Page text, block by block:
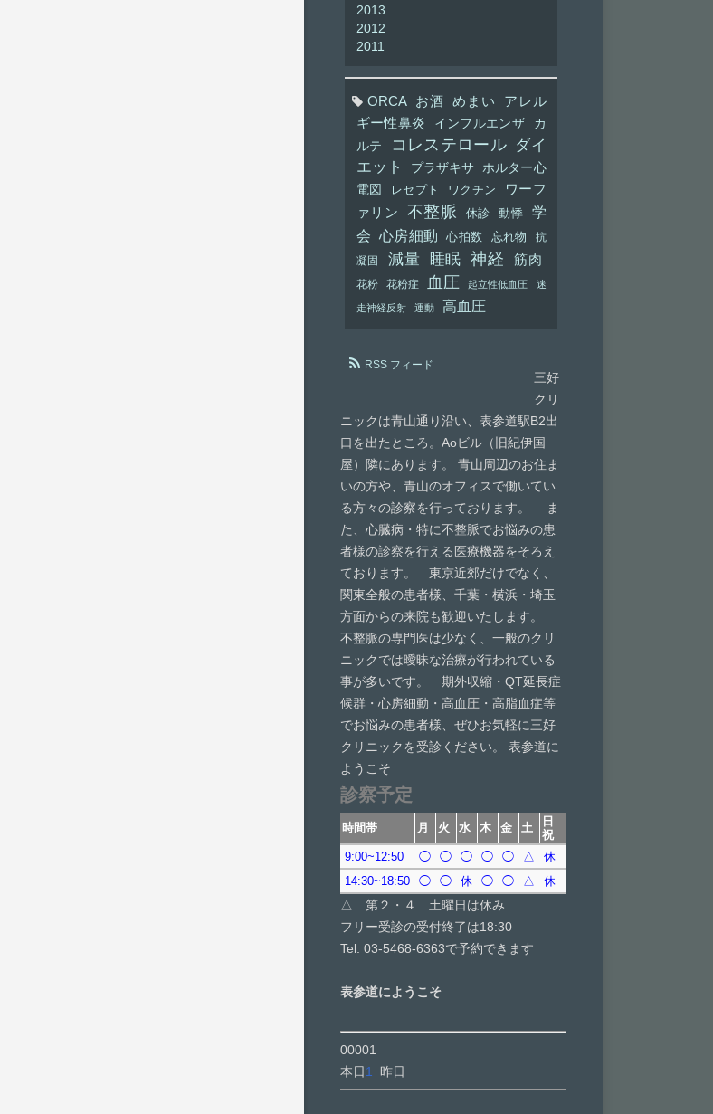
2013
2012
2011
ORCA お酒 めまい
アレル
ギー性鼻炎
インフルエンザ
カ
ルテ
コレステロール ダイ
エット
プラザキサ
ホルター心
電図
レセプト ワクチン
ワーフ
ァリン
不整脈 休診 動悸
学
会 心房細動 心拍数 忘れ物
抗
凝固
減量 睡眠 神経 筋肉
花粉 花粉症 血圧 起立性低血圧 迷
走神経反射 運動 高血圧
RSS フィード
三好
クリ
ニックは青山通り沿い、表参道駅B2出
口を出たところ。Aoビル（旧紀伊国
屋）隣にあります。 青山周辺のお住ま
いの方や、青山のオフィスで働いてい
る方々の診察を行っております。 ま
た、心臓病・特に不整脈でお悩みの患
者様の診察を行える医療機器をそろえ
ております。 東京近郊だけでなく、
関東全般の患者様、千葉・横浜・埼玉
方面からの来院も歓迎いたします。
不整脈の専門医は少なく、一般のクリ
ニックでは曖昧な治療が行われている
事が多いです。 期外収縮・QT延長症
候群・心房細動・高血圧・高脂血症等
でお悩みの患者様、ぜひお気軽に三好
クリニックを受診ください。 表参道に
ようこそ
診察予定
時間帯 月 火 水 木 金 土
日
祝
9:00~12:50
◯ ◯ ◯ ◯ ◯ △
休
14:30~18:50
◯ ◯ 休 ◯ ◯ △ 休
△ 第２・４ 土曜日は休み
フリー受診の受付終了は18:30
Tel: 03-5468-6363で予約できます
表参道にようこそ
00001
本日1 昨日